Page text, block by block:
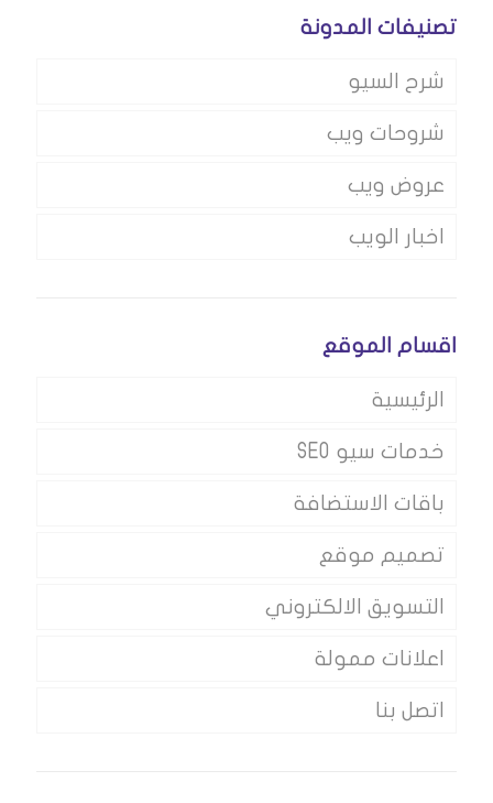
تصنيفات المدونة
شرح السيو
شروحات ويب
عروض ويب
اخبار الويب
اقسام الموقع
الرئيسية
خدمات سيو SEO
باقات الاستضافة
تصميم موقع
التسويق الالكتروني
اعلانات ممولة
اتصل بنا